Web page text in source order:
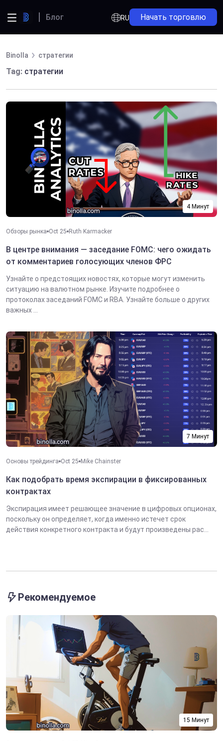
Блог RU Начать торговлю
Binolla стратегии
Tag: стратегии
4 Минут
Обзоры рынка Oct 25 Ruth Karmacker
В центре внимания — заседание FOMC: чего ожидать
от комментариев голосующих членов ФРС
Узнайте о предстоящих новостях, которые могут изменить
ситуацию на валютном рынке. Изучите подробнее о
протоколах заседаний FOMC и RBA. Узнайте больше о других
важных ...
7 Минут
Основы трейдинга Oct 25 Mike Chainster
Как подобрать время экспирации в фиксированных
контрактах
Экспирация имеет решающее значение в цифровых опционах,
поскольку он определяет, когда именно истечет срок
действия конкретного контракта и будут произведены рас...
Рекомендуемое
15 Минут